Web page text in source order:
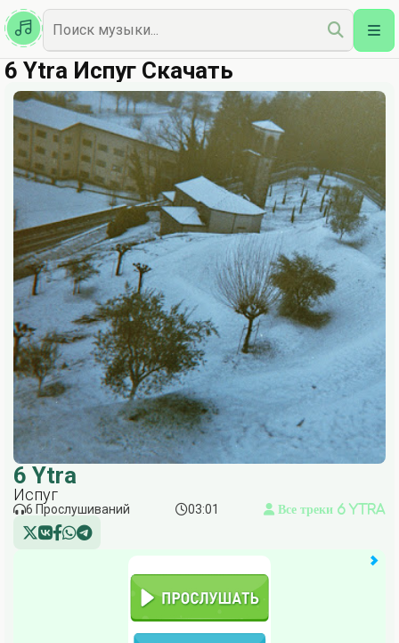
Казахская
Наш Топ
6 Ytra Испуг Скачать
6 Ytra
Испуг
6 Прослушиваний 03:01 Все треки 6 Ytra